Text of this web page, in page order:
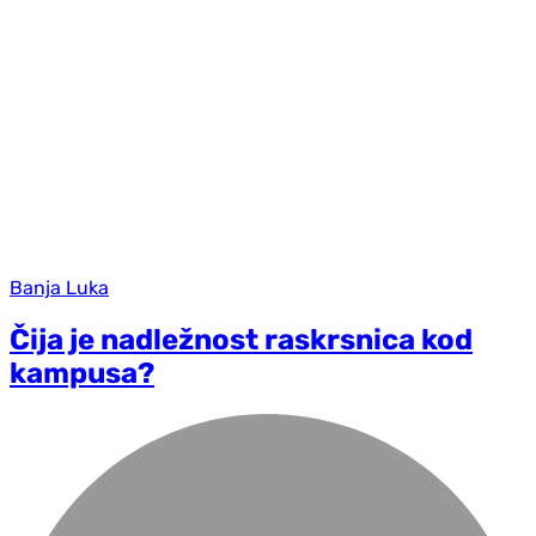
Banja Luka
Čija je nadležnost raskrsnica kod
kampusa?